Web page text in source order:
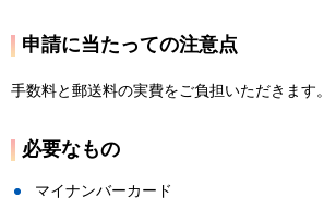
申請に当たっての注意点
手数料と郵送料の実費をご負担いただきます。
必要なもの
マイナンバーカード